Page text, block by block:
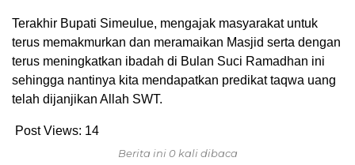
Terakhir Bupati Simeulue, mengajak masyarakat untuk
terus memakmurkan dan meramaikan Masjid serta dengan
terus meningkatkan ibadah di Bulan Suci Ramadhan ini
sehingga nantinya kita mendapatkan predikat taqwa uang
telah dijanjikan Allah SWT.
Post Views: 14
Berita ini 0 kali dibaca